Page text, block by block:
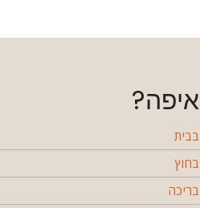
איפה?
בבית
בחוץ
בריכה